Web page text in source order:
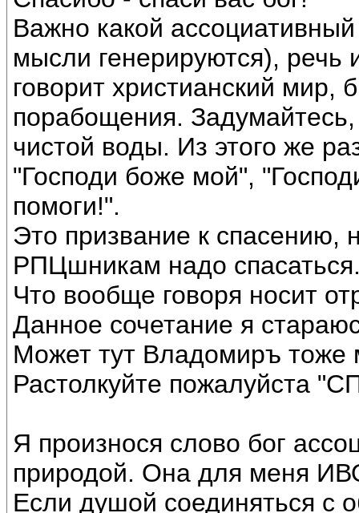
Важно какой
мысли генерируются), речь
говорит христианский мир,
порабощения.
чистой воды. Из этого же
"Господи боже мой",
помоги!".
Это призвание к спасению,
РПЦшникам надо
Что вообще говоря носит
Данное сочетание я
Может тут Владомиръ тоже
Растолкуйте пожалуйста
Я произнося слово бог
природой. Она для меня
Если душой соединяться с